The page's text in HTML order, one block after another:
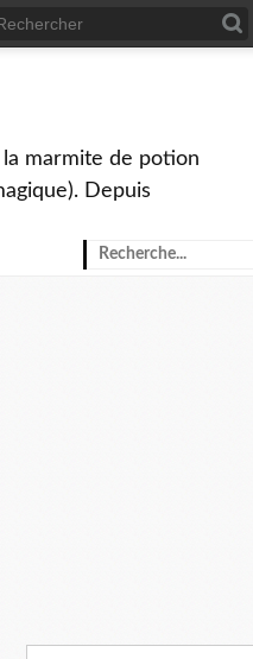
marmite de potion
Depuis